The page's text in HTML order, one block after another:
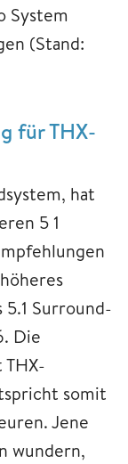
System
(Stand:
für THX-
hat
5 1
Surround-
Die
somit
Jene
wundern,